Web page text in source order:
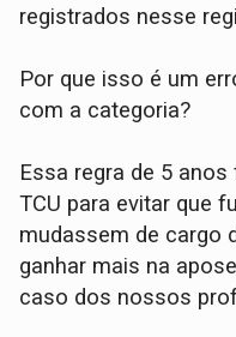
registrados nesse
Por que isso é um
com a categoria?
Essa regra de 5
TCU para evitar que
mudassem de cargo
ganhar mais na
caso dos nossos